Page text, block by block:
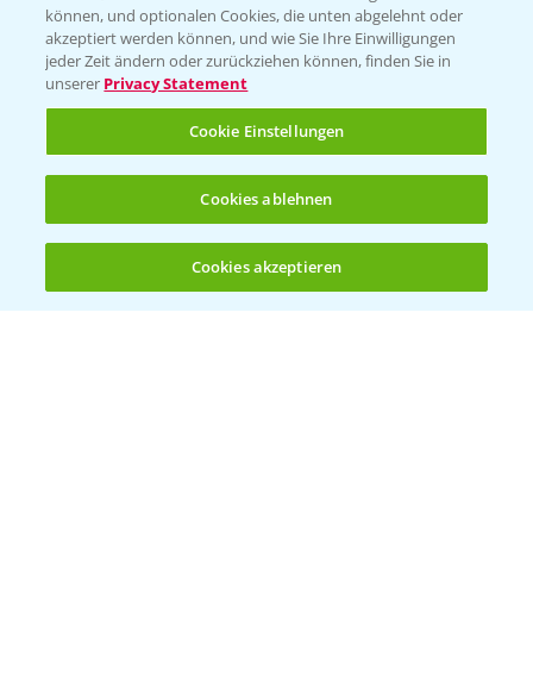
(noch 4)
Wetter Aktuell
BROSCHÜREN
Saatgut
Sonderkulturen
Verantwortung & Sorgfalt
können, und optionalen Cookies, die unten abgelehnt oder
akzeptiert werden können, und wie Sie Ihre Einwilligungen
jeder Zeit ändern oder zurückziehen können, finden Sie in
unserer Privacy Statement
Cookie Einstellungen
Cookies ablehnen
Cookies akzeptieren